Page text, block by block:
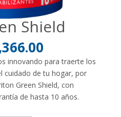
Shield
El
precio
actual
es:
$3,366.00.
innovando para traerte los
cuidado de tu hogar, por
Green Shield, con
de hasta 10 años.